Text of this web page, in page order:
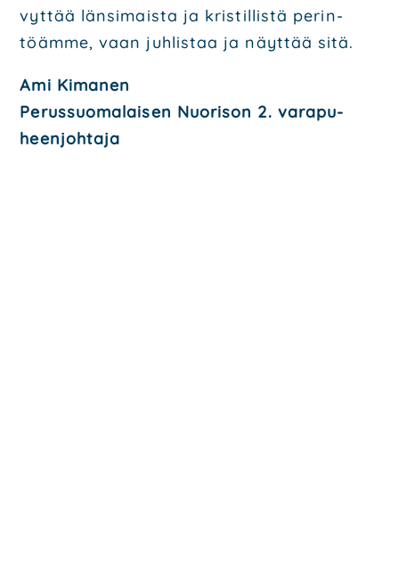
vyt­tää län­si­mais­ta ja kris­til­lis­tä perin­
töäm­me, vaan juh­lis­taa ja näyt­tää sitä.
Ami Kima­nen
Perus­suo­ma­lai­sen Nuo­ri­son 2. vara­pu­
heen­joh­ta­ja